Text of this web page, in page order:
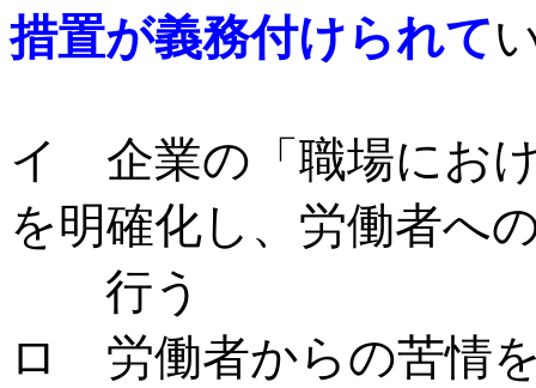
措置が義務付けられて
イ 企業の「職場にお
を明確化し、労働者へ
行う
ロ 労働者からの苦情